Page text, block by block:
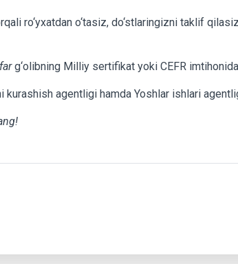
ro‘yxatdan o‘tasiz, do‘stlaringizni taklif
g‘olibning Milliy sertifikat yoki CEFR
agentligi hamda Yoshlar ishlari